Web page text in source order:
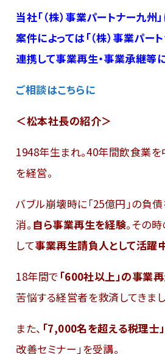
当社「（株）事業パートナー九州
案件によっては「（株）事業パー
連携して事業再生・事業承継等
ご相談はこちらに
＜松本社長の紹介＞
1948年生まれ。40年間飲食業
を経営。
バブル崩壊時に「25億円」の負
消。 自ら事業再生を経験。その
して事業再生請負人として活躍
18年間で 「600社以上」の事業
苦悩する経営者を救済してきまし
また、 「7,000名を超える税理士」
改善セミナー」を受講。